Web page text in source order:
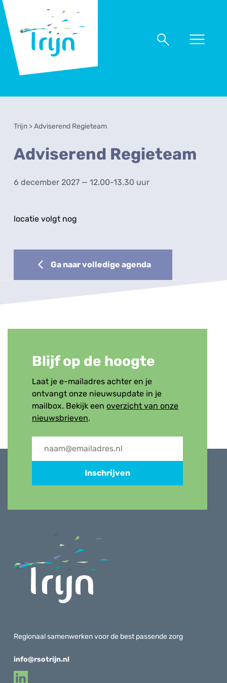
Trijn
Naar
Naar
Trijn >Adviserend Regieteam
Adviserend Regieteam
6 december 2027 — 12.00-13.30 uur
locatie volgt nog
Ga naar volledige agenda
Blijf op de hoogte
Laat je e-mailadres achter en je
ontvangt onze nieuwsupdate in je
mailbox. Bekijk een overzicht van onze
nieuwsbrieven.
Inschrijven
Regionaal samenwerken voor de best passende zorg
info@rsotrijn.nl